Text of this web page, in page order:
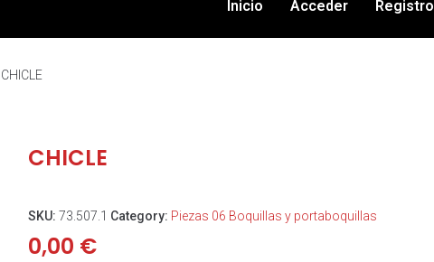
Inicio Acceder Registro
CHICLE
CHICLE
SKU: 73.507.1 Category: Piezas 06 Boquillas y portaboquillas
0,00 €